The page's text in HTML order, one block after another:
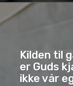
Kilden til
er Guds
ikke vår